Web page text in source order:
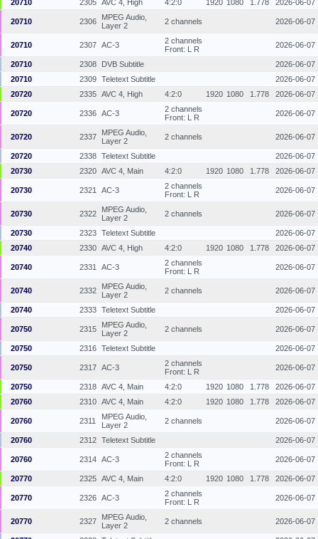
20710
2305 AVC 4, High 4:2:0 1920 1080 1.778 2026-06-07
20710 2306
MPEG Audio,
Layer 2
2 channels 2026-06-07
20710 2307 AC-3
2 channels
Front: L R
2026-06-07
20710 2308 DVB Subtitle
2026-06-07
20710
2309 Teletext Subtitle
2026-06-07
20720
2335 AVC 4, High 4:2:0 1920 1080 1.778 2026-06-07
20720 2336 AC-3
2 channels
Front: L R
2026-06-07
20720 2337
MPEG Audio,
Layer 2
2 channels 2026-06-07
20720 2338 Teletext Subtitle
2026-06-07
20730
2320 AVC 4, Main 4:2:0 1920 1080 1.778 2026-06-07
20730 2321 AC-3
2 channels
Front: L R
2026-06-07
20730 2322
MPEG Audio,
Layer 2
2 channels 2026-06-07
20730 2323 Teletext Subtitle
2026-06-07
20740
2330 AVC 4, High 4:2:0 1920 1080 1.778 2026-06-07
20740 2331 AC-3
2 channels
Front: L R
2026-06-07
20740 2332
MPEG Audio,
Layer 2
2 channels 2026-06-07
20740 2333 Teletext Subtitle 2026-06-07
20750 2315
MPEG Audio,
Layer 2
2 channels 2026-06-07
20750 2316 Teletext Subtitle 2026-06-07
20750 2317 AC-3
2 channels
Front: L R
2026-06-07
20750 2318 AVC 4, Main 4:2:0 1920 1080 1.778
2026-06-07
20760
2310 AVC 4, Main 4:2:0 1920 1080 1.778 2026-06-07
20760 2311
MPEG Audio,
Layer 2
2 channels 2026-06-07
20760 2312 Teletext Subtitle 2026-06-07
20760 2314 AC-3
2 channels
Front: L R
2026-06-07
20770 2325 AVC 4, Main 4:2:0 1920 1080 1.778 2026-06-07
20770 2326 AC-3
2 channels
Front: L R
2026-06-07
20770 2327
MPEG Audio,
Layer 2
2 channels 2026-06-07